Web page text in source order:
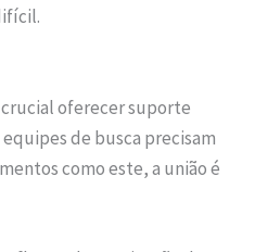
oferecer suporte
de busca precisam
como este, a união é